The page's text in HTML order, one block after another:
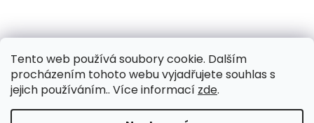
Tento web používá soubory cookie. Dalším
procházením tohoto webu vyjadřujete souhlas s
jejich používáním.. Více informací zde.
Vytvořil Shoptet